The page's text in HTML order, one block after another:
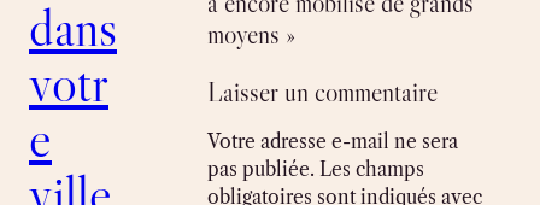
dans
votr
e
moyens »
Laisser un commentaire
Votre adresse e-mail ne sera
pas publiée. Les champs
obligatoires sont indiqués avec